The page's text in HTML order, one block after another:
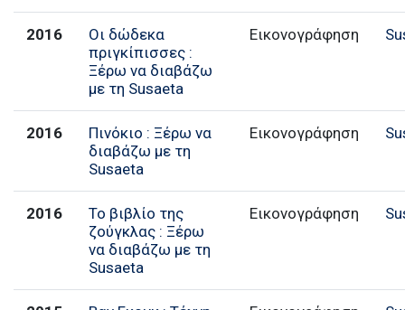
2016
Οι δώδεκα
πριγκίπισσες :
Ξέρω να διαβάζω
με τη Susaeta
Εικονογράφηση
2016
Πινόκιο : Ξέρω να
διαβάζω με τη
Susaeta
Εικονογράφηση
2016
Το βιβλίο της
ζούγκλας : Ξέρω
να διαβάζω με τη
Susaeta
Εικονογράφηση